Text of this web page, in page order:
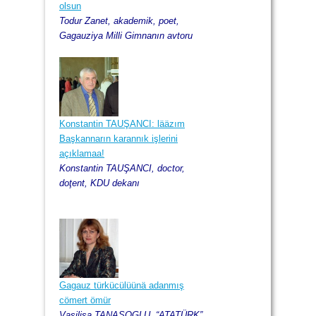
olsun
Todur Zanet, akademik, poet,
Gagauziya Milli Gimnanın avtoru
Konstantin TAUŞANCI: lääzım
Başkannarın karannık işlerini
açıklamaa!
Konstantin TAUŞANCI, doctor,
doţent, KDU dekanı
Gagauz türkücülüünä adanmış
cömert ömür